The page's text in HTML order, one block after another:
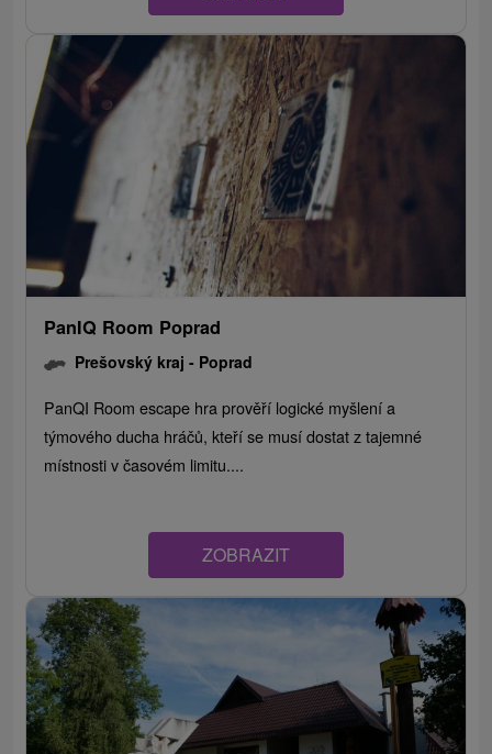
PanIQ Room Poprad
Prešovský kraj - Poprad
PanQI Room escape hra prověří logické myšlení a
týmového ducha hráčů, kteří se musí dostat z tajemné
místnosti v časovém limitu....
ZOBRAZIT